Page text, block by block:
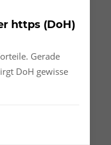
https (DoH)
Gerade
DoH gewisse